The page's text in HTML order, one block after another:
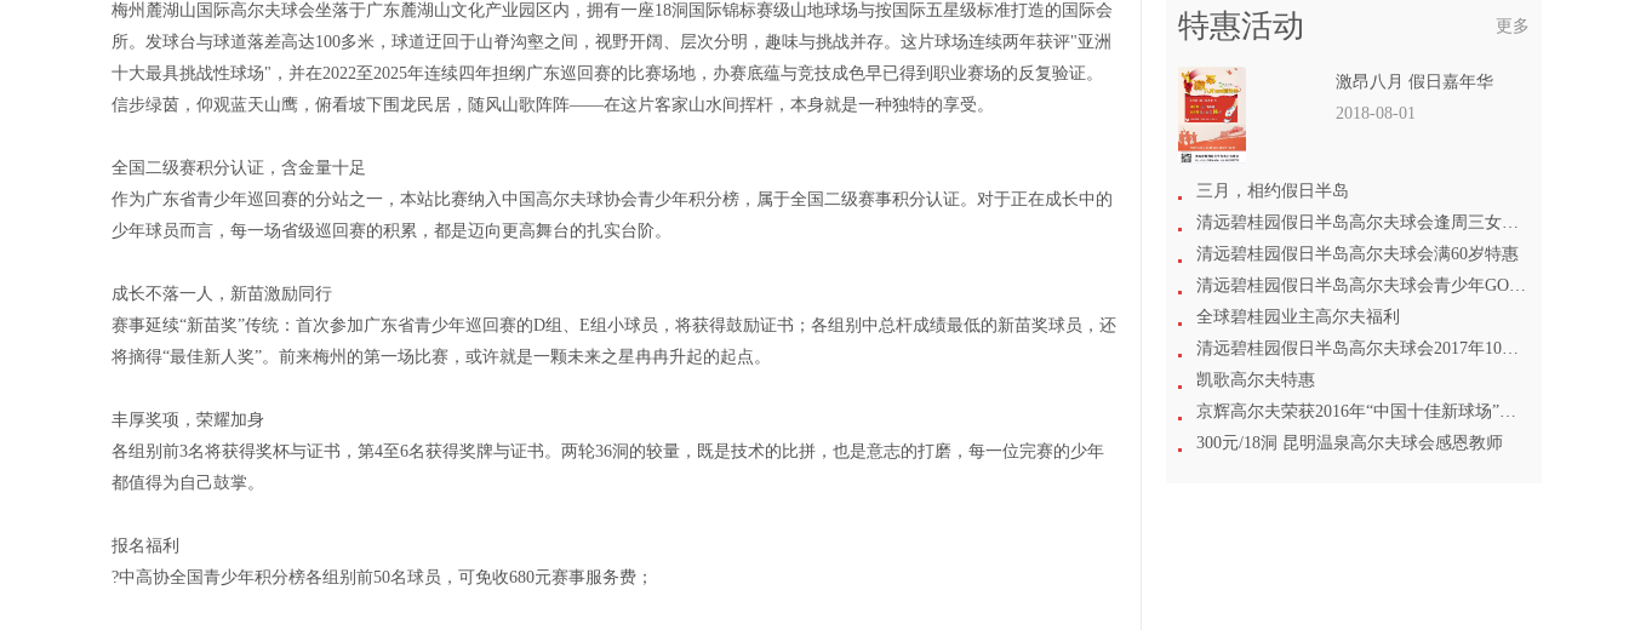
梅州麓湖山国际高尔夫球会坐落于广东麓湖山文化产业园区内，拥有一座18洞国际锦标赛级山地球场与按国际五星级标准打造的国际会
所。发球台与球道落差高达100多米，球道迂回于山脊沟壑之间，视野开阔、层次分明，趣味与挑战并存。这片球场连续两年获评"亚洲
十大最具挑战性球场"，并在2022至2025年连续四年担纲广东巡回赛的比赛场地，办赛底蕴与竞技成色早已得到职业赛场的反复验证。
信步绿茵，仰观蓝天山鹰，俯看坡下围龙民居，随风山歌阵阵——在这片客家山水间挥杆，本身就是一种独特的享受。
全国二级赛积分认证，含金量十足
作为广东省青少年巡回赛的分站之一，本站比赛纳入中国高尔夫球协会青少年积分榜，属于全国二级赛事积分认证。对于正在成长中的
少年球员而言，每一场省级巡回赛的积累，都是迈向更高舞台的扎实台阶。
成长不落一人，新苗激励同行
赛事延续“新苗奖”传统：首次参加广东省青少年巡回赛的D组、E组小球员，将获得鼓励证书；各组别中总杆成绩最低的新苗奖球员，还
将摘得“最佳新人奖”。前来梅州的第一场比赛，或许就是一颗未来之星冉冉升起的起点。
丰厚奖项，荣耀加身
各组别前3名将获得奖杯与证书，第4至6名获得奖牌与证书。两轮36洞的较量，既是技术的比拼，也是意志的打磨，每一位完赛的少年
都值得为自己鼓掌。
报名福利
?中高协全国青少年积分榜各组别前50名球员，可免收680元赛事服务费；
更多
特惠活动
激昂八月 假日嘉年华
2018-08-01
三月，相约假日半岛
清远碧桂园假日半岛高尔夫球会逢周三女士尊享
清远碧桂园假日半岛高尔夫球会满60岁特惠
清远碧桂园假日半岛高尔夫球会青少年GOLF专场
全球碧桂园业主高尔夫福利
清远碧桂园假日半岛高尔夫球会2017年10月1日起打球特惠
凯歌高尔夫特惠
京辉高尔夫荣获2016年“中国十佳新球场”称号
300元/18洞 昆明温泉高尔夫球会感恩教师